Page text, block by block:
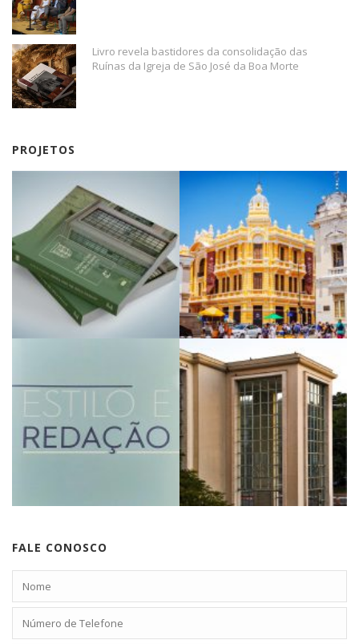
Livro revela bastidores da consolidação das
Ruínas da Igreja de São José da Boa Morte
PROJETOS
FALE CONOSCO